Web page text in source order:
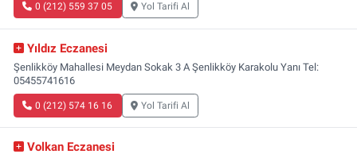
0 (212) 559 37 05 Yol Tarifi Al
Yıldız Eczanesi
Şenlikköy Mahallesi Meydan Sokak 3 A Şenlikköy Karakolu Yanı Tel:
05455741616
0 (212) 574 16 16 Yol Tarifi Al
Volkan Eczanesi